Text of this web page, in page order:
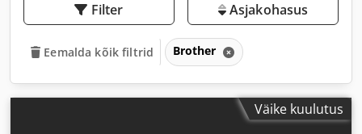
Filter Asjakohasus
Eemalda kõik filtrid Brother
Väike kuulutus